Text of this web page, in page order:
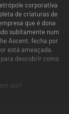
corporativa
de criaturas de
que é dona
subitamente num
Ascent, fecha por
está ameaçada.
descobrir como
ela?